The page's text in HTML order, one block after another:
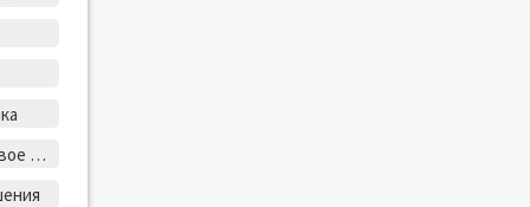
Лесное и садово-парковое хозяйство